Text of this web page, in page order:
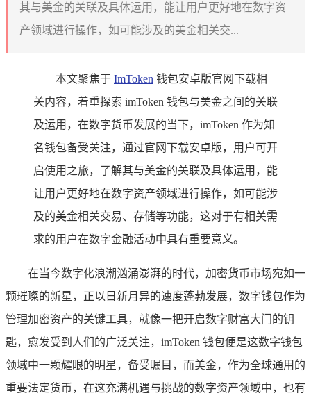
其与美金的关联及具体运用，能让用户更好地在数字资
产领域进行操作，如可能涉及的美金相关交...
本文聚焦于 ImToken 钱包安卓版官网下载相
关内容，着重探索 imToken 钱包与美金之间的关联
及运用，在数字货币发展的当下，imToken 作为知
名钱包备受关注，通过官网下载安卓版，用户可开
启使用之旅，了解其与美金的关联及具体运用，能
让用户更好地在数字资产领域进行操作，如可能涉
及的美金相关交易、存储等功能，这对于有相关需
求的用户在数字金融活动中具有重要意义。
在当今数字化浪潮汹涌澎湃的时代，加密货币市场宛如一
颗璀璨的新星，正以日新月异的速度蓬勃发展，数字钱包作为
管理加密资产的关键工具，就像一把开启数字财富大门的钥
匙，愈发受到人们的广泛关注，imToken 钱包便是这数字钱包
领域中一颗耀眼的明星，备受瞩目，而美金，作为全球通用的
重要法定货币，在这充满机遇与挑战的数字资产领域中，也有